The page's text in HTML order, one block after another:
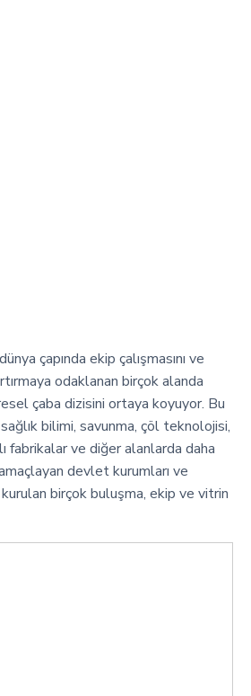
çapında ekip çalışmasını ve
odaklanan birçok alanda
çaba dizisini ortaya koyuyor. Bu
bilimi, savunma, çöl teknolojisi,
fabrikalar ve diğer alanlarda daha
devlet kurumları ve
birçok buluşma, ekip ve vitrin